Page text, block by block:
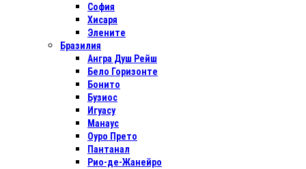
София
Хисаря
Элените
Бразилия
Ангра Душ Рейш
Бело Горизонте
Бонито
Бузиос
Игуасу
Манаус
Оуро Прето
Пантанал
Рио-де-Жанейро